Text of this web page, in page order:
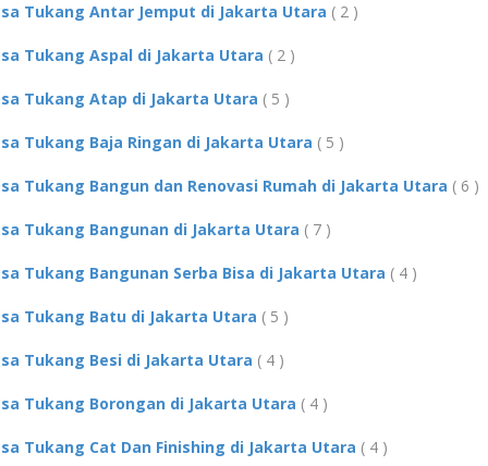
Tukang Antar Jemput di Jakarta Utara ( 2 )
Tukang Aspal di Jakarta Utara ( 2 )
Tukang Atap di Jakarta Utara ( 5 )
Tukang Baja Ringan di Jakarta Utara ( 5 )
Tukang Bangun dan Renovasi Rumah di Jakarta Utara ( 6 )
Tukang Bangunan di Jakarta Utara ( 7 )
Tukang Bangunan Serba Bisa di Jakarta Utara ( 4 )
Tukang Batu di Jakarta Utara ( 5 )
Tukang Besi di Jakarta Utara ( 4 )
Tukang Borongan di Jakarta Utara ( 4 )
Tukang Cat Dan Finishing di Jakarta Utara ( 4 )